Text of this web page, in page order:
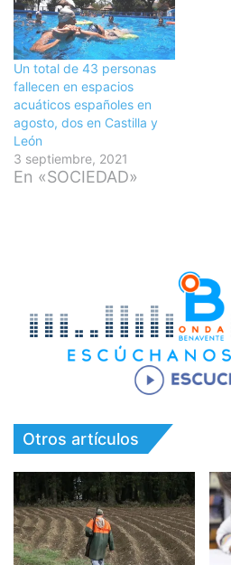
Un total de 43 personas
fallecen en espacios
acuáticos españoles en
agosto, dos en Castilla y
León
3 septiembre, 2021
En «SOCIEDAD»
Otros artículos